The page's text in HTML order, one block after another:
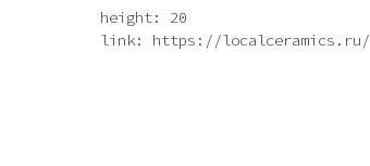
height: 20
link: https://localceramics.ru/